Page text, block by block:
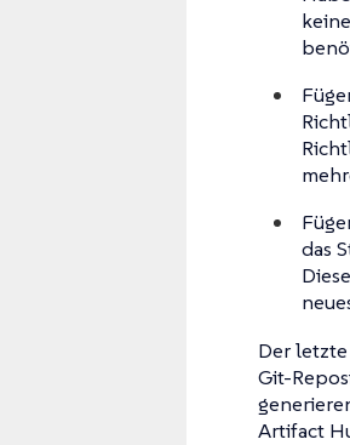
das
Der
Git-
Artifact